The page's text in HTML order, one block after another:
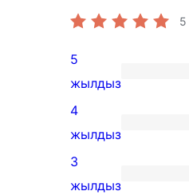
5
1
5-
star
review
5
жылдыз
0
4-
star
4
жылдыз
0
3
жылдыз